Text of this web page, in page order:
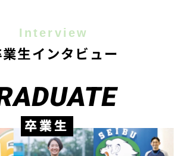
Interview
業生インタビュー
卒業生